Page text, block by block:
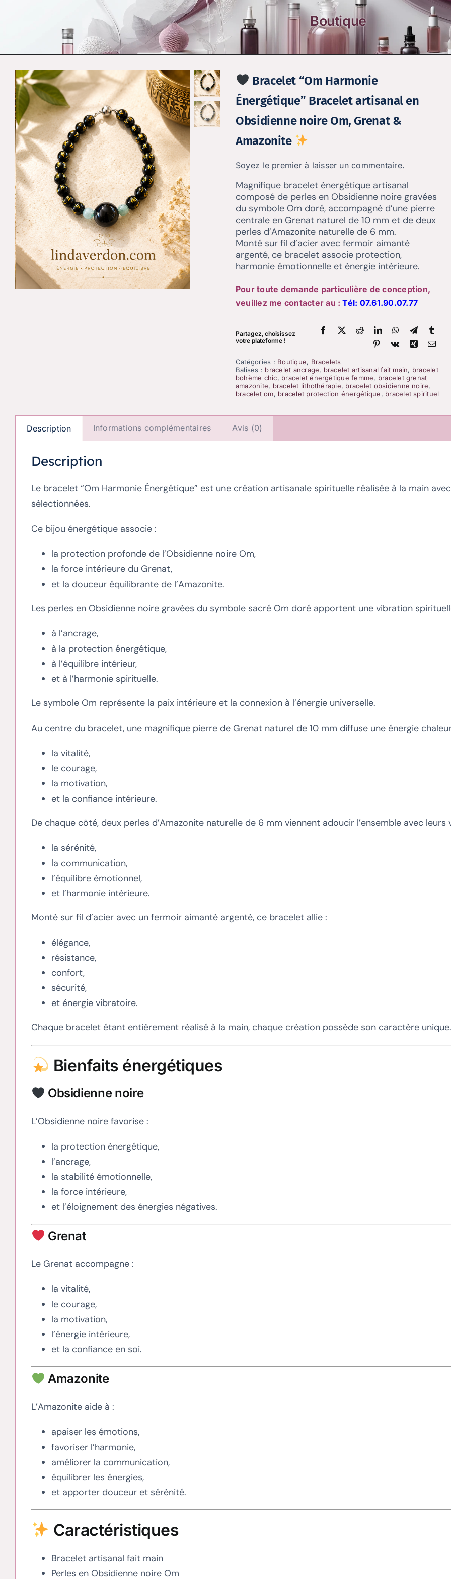
Boutique
Bracelet “Om Harmonie
Énergétique” Bracelet artisanal en
Obsidienne noire Om, Grenat &
Amazonite
Soyez le premier à laisser un commentaire.
Magnifique bracelet énergétique artisanal
composé de perles en Obsidienne noire gravées
du symbole Om doré, accompagné d’une pierre
centrale en Grenat naturel de 10 mm et de deux
perles d’Amazonite naturelle de 6 mm.
Monté sur fil d’acier avec fermoir aimanté
argenté, ce bracelet associe protection,
harmonie émotionnelle et énergie intérieure.
Pour toute demande particulière de conception,
veuillez me contacter au :Tél: 07.61.90.07.77
Partagez, choisissez
votre plateforme !
Catégories : Boutique, Bracelets
Balises : bracelet ancrage, bracelet artisanal fait main, bracelet
bohème chic, bracelet énergétique femme, bracelet grenat
amazonite, bracelet lithothérapie, bracelet obsidienne noire,
bracelet om, bracelet protection énergétique, bracelet spirituel
Description Informations complémentaires Avis (0)
Description
Le bracelet “Om Harmonie Énergétique” est une création artisanale spirituelle réalisée à la main
sélectionnées.
Ce bijou énergétique associe :
la protection profonde de l’Obsidienne noire Om,
la force intérieure du Grenat,
et la douceur équilibrante de l’Amazonite.
Les perles en Obsidienne noire gravées du symbole sacré Om doré apportent une vibration
à l’ancrage,
à la protection énergétique,
à l’équilibre intérieur,
et à l’harmonie spirituelle.
Le symbole Om représente la paix intérieure et la connexion à l’énergie universelle.
Au centre du bracelet, une magnifique pierre de Grenat naturel de 10 mm diffuse une énergie
la vitalité,
le courage,
la motivation,
et la confiance intérieure.
De chaque côté, deux perles d’Amazonite naturelle de 6 mm viennent adoucir l’ensemble avec
la sérénité,
la communication,
l’équilibre émotionnel,
et l’harmonie intérieure.
Monté sur fil d’acier avec un fermoir aimanté argenté, ce bracelet allie :
élégance,
résistance,
confort,
sécurité,
et énergie vibratoire.
Chaque bracelet étant entièrement réalisé à la main, chaque création possède son caractère unique.
Bienfaits énergétiques
Obsidienne noire
L’Obsidienne noire favorise :
la protection énergétique,
l’ancrage,
la stabilité émotionnelle,
la force intérieure,
et l’éloignement des énergies négatives.
Grenat
Le Grenat accompagne :
la vitalité,
le courage,
la motivation,
l’énergie intérieure,
et la confiance en soi.
Amazonite
L’Amazonite aide à :
apaiser les émotions,
favoriser l’harmonie,
améliorer la communication,
équilibrer les énergies,
et apporter douceur et sérénité.
Caractéristiques
Bracelet artisanal fait main
Perles en Obsidienne noire Om